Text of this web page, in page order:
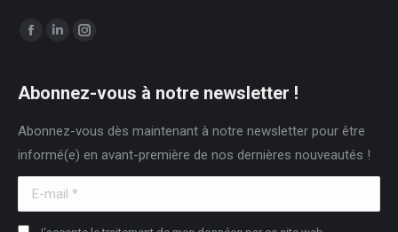
Trouvez nous sur :
Facebook
opens
new
window
LinkedIn
opens
new
window
Instagram
opens
new
window
Abonnez-vous à notre newsletter !
Abonnez-vous dès maintenant à notre newsletter pour être
informé(e) en avant-première de nos dernières nouveautés !
E-mail *